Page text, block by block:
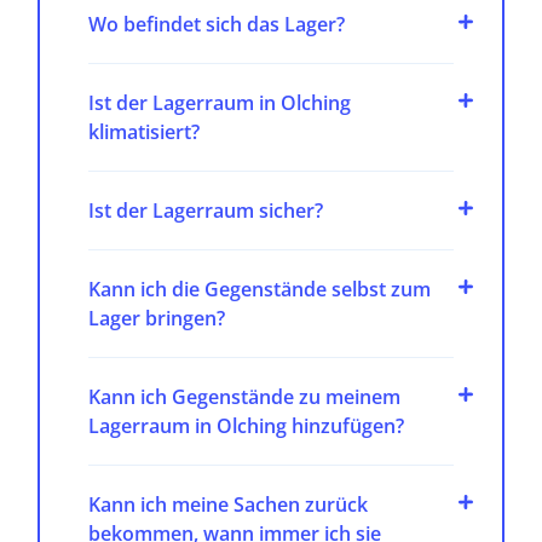
Wo befindet sich das Lager?
Ist der Lagerraum in Olching
klimatisiert?
Ist der Lagerraum sicher?
Kann ich die Gegenstände selbst zum
Lager bringen?
Kann ich Gegenstände zu meinem
Lagerraum in Olching hinzufügen?
Kann ich meine Sachen zurück
bekommen, wann immer ich sie